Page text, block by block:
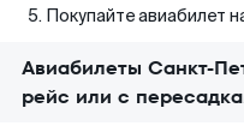
Покупайте авиабилет
Авиабилеты Санкт-
рейс или с